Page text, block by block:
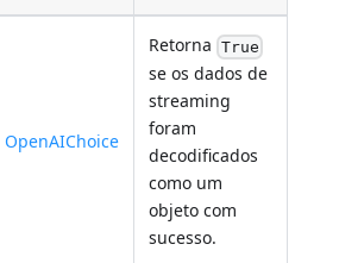
OpenAIChoice
Retorna True
se os dados de
streaming
foram
decodificados
como um
objeto com
sucesso.